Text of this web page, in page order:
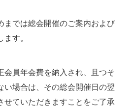
では総会開催のご案内および
す。
会員年会費を納入され、且つそ
い場合は、その総会開催日の翌
せていただきますことをご了承